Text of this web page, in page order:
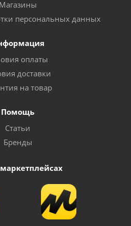
Магазины
персональных данных
оплаты
доставки
на товар
Помощь
Статьи
Бренды